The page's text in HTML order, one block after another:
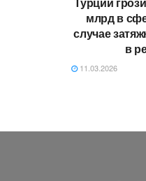
млрд в
случае
в
11.03.2026